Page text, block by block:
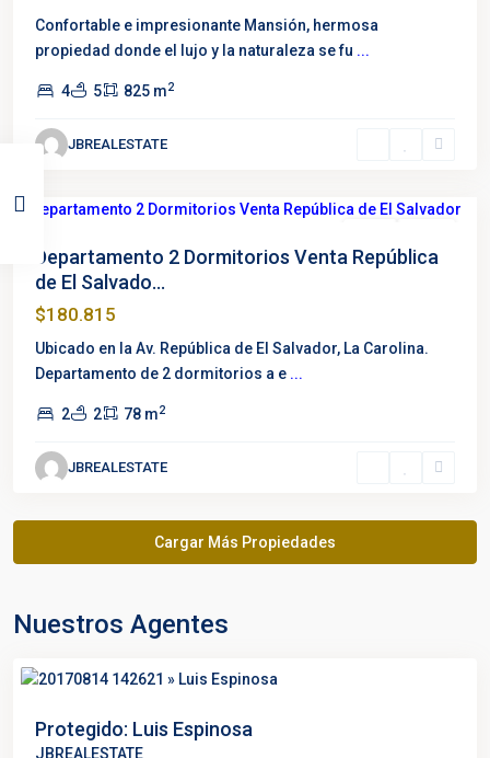
Confortable e impresionante Mansión, hermosa
propiedad donde el lujo y la naturaleza se fu ...
4 5 825 m2
JBREALESTATE
República
de
Salvador,
La
Carolina,
Departamento 2 Dormitorios Venta República
de El Salvado...
$180.815
Ubicado en la Av. República de El Salvador, La Carolina.
Departamento de 2 dormitorios a e ...
2 2 78 m2
JBREALESTATE
Nuestros Agentes
Protegido: Luis Espinosa
JBREALESTATE